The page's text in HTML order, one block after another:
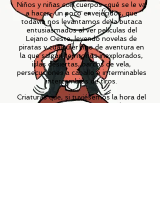
Niños y niñas con cuerpos -qué se le va
a hacer- un poco envejecidos, que
todavía nos levantamos de la butaca
entusiasmados al ver películas del
Lejano Oeste, leyendo novelas de
piratas y cualquier tipo de aventura en
la que salgan territorios inexplorados,
islas desiertas, barcos de vela,
persecuciones a caballo e interminables
intercambios de tiros.
Criaturas que, si tuviésemos la hora del
recreo en nuestros respectivos